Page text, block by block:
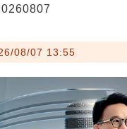
08/07 13:55